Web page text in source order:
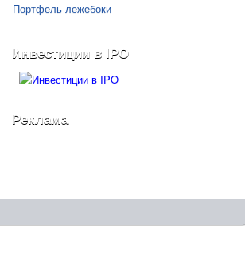
Портфель лежебоки
Инвестиции в IPO
Реклама